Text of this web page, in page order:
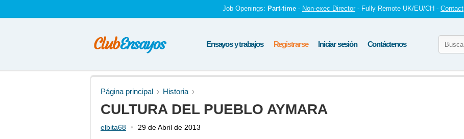
Job Openings: Part-time - Non-exec Director - Fully Remote UK/EU/CH - Contact
Ensayos y trabajos Registrarse Iniciar sesión Contáctenos
Página principal Historia
CULTURA DEL PUEBLO AYMARA
elbita68
29 de Abril de 2013